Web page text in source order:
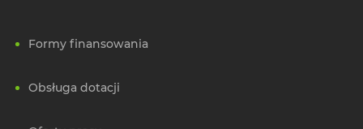
Formy finansowania
Obsługa dotacji